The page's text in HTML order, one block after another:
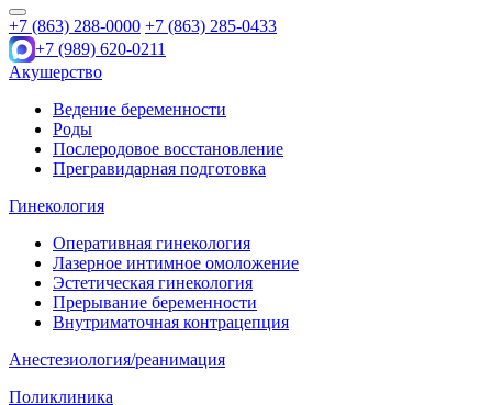
+7 (863) 288-0000 +7 (863) 285-0433
+7 (989) 620-0211
Акушерство
Ведение беременности
Роды
Послеродовое восстановление
Прегравидарная подготовка
Гинекология
Оперативная гинекология
Лазерное интимное омоложение
Эстетическая гинекология
Прерывание беременности
Внутриматочная контрацепция
Анестезиология/реанимация
Поликлиника